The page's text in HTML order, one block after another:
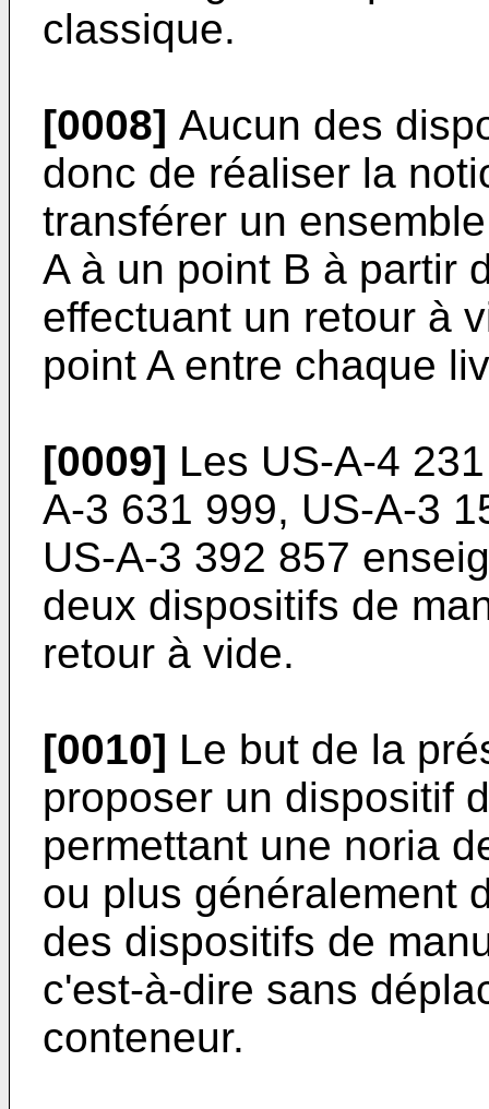
classique.
[0008] Aucun des
donc de réaliser la
transférer un
A à un point B à partir
effectuant un retour à
point A entre chaque
[0009] Les US-A-4
A-3 631 999, US-A-3
US-A-3 392 857
deux dispositifs de
retour à vide.
[0010] Le but de la
proposer un dispositif
permettant une noria
ou plus généralement
des dispositifs de
c'est-à-dire sans
conteneur.